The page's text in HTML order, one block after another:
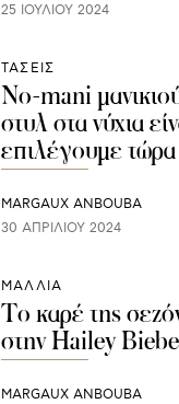
25 ΙΟΥΛΊΟΥ 2024
ΤΑΣΕΙΣ
No-mani
στυλ στα νύχια
επιλέγουμε τώρα
MARGAUX ANBOUBA
30 ΑΠΡΙΛΊΟΥ 2024
ΜΑΛΛΙΑ
Το καρέ της
στην Hailey
MARGAUX ANBOUBA